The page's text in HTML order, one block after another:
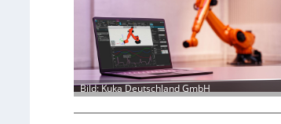
Bild: Kuka Deutschland GmbH